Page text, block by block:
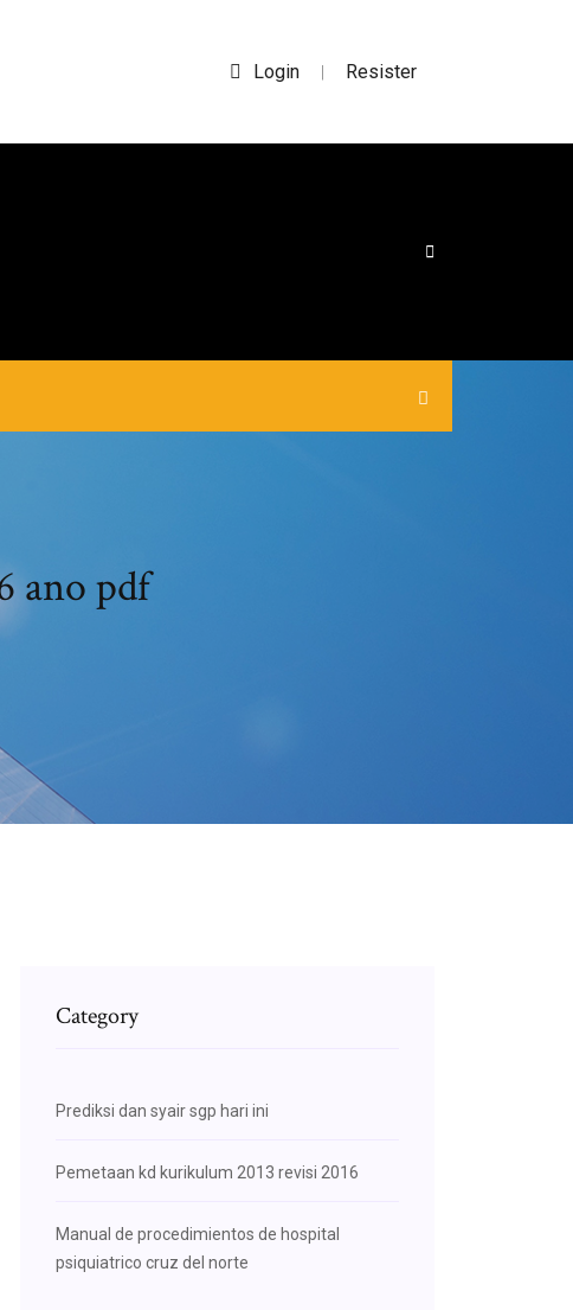
Login | Resister
ano pdf
Category
Prediksi dan syair sgp hari ini
Pemetaan kd kurikulum 2013 revisi 2016
Manual de procedimientos de hospital
psiquiatrico cruz del norte